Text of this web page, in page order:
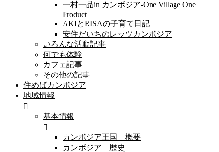
一村一品in カンボジア-One Village One
Product
AKIとRISAの子育て日記
安住だいちのレッツカンボジア
いろんな活動記事
何でも体験
カフェ記事
その他の記事
住めばカンボジア
地域情報
基本情報
カンボジア王国 概要
カンボジア 歴史